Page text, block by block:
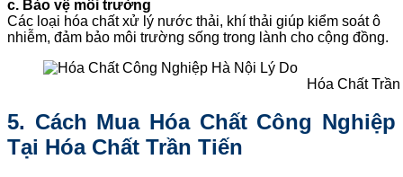
c. Bảo vệ môi trường
Các loại hóa chất xử lý nước thải, khí thải giúp kiểm soát ô
nhiễm, đảm bảo môi trường sống trong lành cho cộng đồng.
Hóa Chất
5. Cách Mua Hóa Chất Công Nghiệp
Tại Hóa Chất Trần Tiến